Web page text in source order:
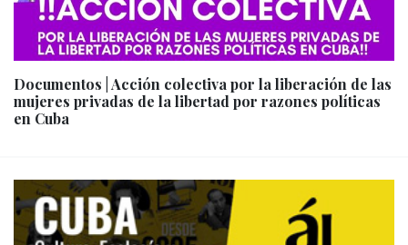
Documentos | Acción colectiva por la liberación de las
mujeres privadas de la libertad por razones políticas
en Cuba